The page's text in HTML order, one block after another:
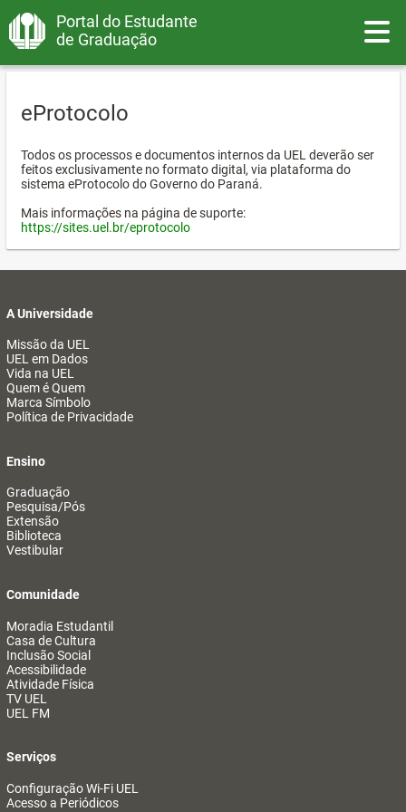
Portal do Estudante
de Graduação
eProtocolo
Todos os processos e documentos internos da UEL deverão ser
feitos exclusivamente no formato digital, via plataforma do
sistema eProtocolo do Governo do Paraná.
Mais informações na página de suporte:
https://sites.uel.br/eprotocolo
A Universidade
Missão da UEL
UEL em Dados
Vida na UEL
Quem é Quem
Marca Símbolo
Política de Privacidade
Ensino
Graduação
Pesquisa/Pós
Extensão
Biblioteca
Vestibular
Comunidade
Moradia Estudantil
Casa de Cultura
Inclusão Social
Acessibilidade
Atividade Física
TV UEL
UEL FM
Serviços
Configuração Wi-Fi UEL
Acesso a Periódicos